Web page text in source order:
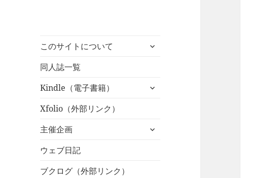
このサイトについて
サ
ュ
同人誌一覧
Kindle（電子書籍）
サ
ュ
Xfolio（外部リンク）
主催企画
サ
ウェブ日記
ブクログ（外部リンク）